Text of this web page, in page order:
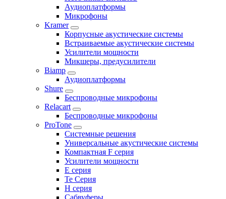
Аудиоплатформы
Микрофоны
Kramer
Корпусные акустические системы
Встраиваемые акустические системы
Усилители мощности
Микшеры, предусилители
Biamp
Аудиоплатформы
Shure
Беспроводные микрофоны
Relacart
Беспроводные микрофоны
ProTone
Системные решения
Универсальные акустические системы
Компактная F серия
Усилители мощности
E серия
Te Серия
H серия